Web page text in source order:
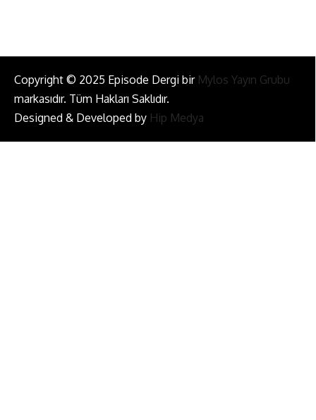
Copyright © 2025 Episode Dergi bir Mylos Yayın Grubu
markasıdır. Tüm Hakları Saklıdır.
Designed & Developed by Hip Medya